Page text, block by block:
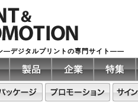
―デジタルプリントの専門サイト――